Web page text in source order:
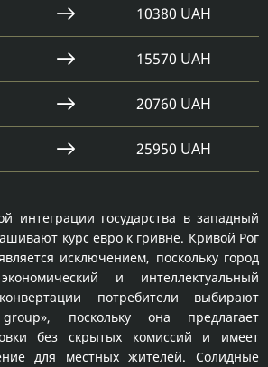
10380 UAH
15570 UAH
20760 UAH
25950 UAH
интеграции государства в западный
курс евро к гривне. Кривой Рог
исключением, поскольку город
и интеллектуальный
потребители выбирают
поскольку она предлагает
без скрытых комиссий и имеет
для местных жителей. Солидные